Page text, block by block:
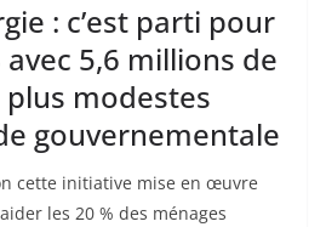
: c’est parti pour
avec 5,6 millions de
plus modestes
gouvernementale
cette initiative mise en œuvre
les 20 % des ménages